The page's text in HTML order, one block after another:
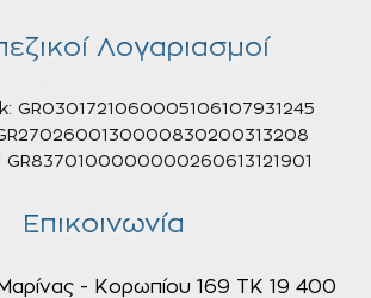
Λογαριασμοί
GR0301721060005106107931245
GR8370100000000260613121901
Επικοινωνία
- Κορωπίου 169 ΤΚ 19 400